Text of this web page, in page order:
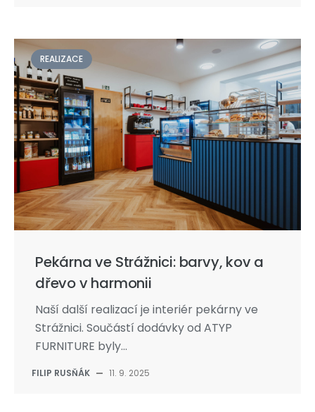
REALIZACE
Pekárna ve Strážnici: barvy, kov a
dřevo v harmonii
Naší další realizací je interiér pekárny ve
Strážnici. Součástí dodávky od ATYP
FURNITURE byly...
FILIP RUSŇÁK — 11. 9. 2025